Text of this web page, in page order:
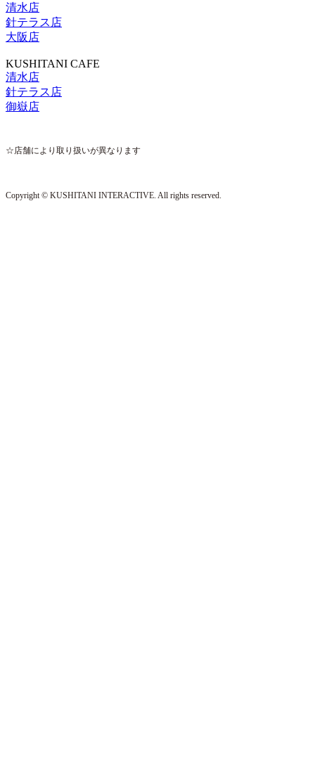
清水店
針テラス店
大阪店
KUSHITANI CAFE
清水店
針テラス店
御嶽店
☆店舗により取り扱いが異なります
Copyright © KUSHITANI INTERACTIVE. All rights reserved.